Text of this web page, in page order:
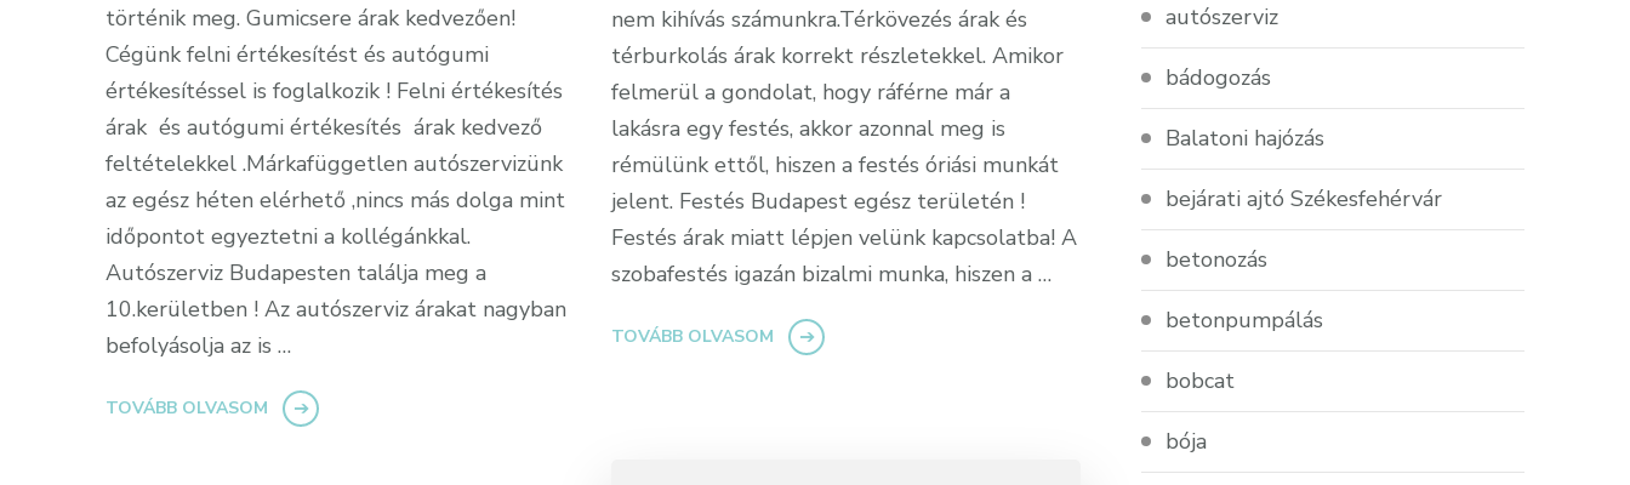
történik meg. Gumicsere árak kedvezően!
Cégünk felni értékesítést és autógumi
értékesítéssel is foglalkozik ! Felni értékesítés
árak és autógumi értékesítés árak kedvező
feltételekkel .Márkafüggetlen autószervizünk
az egész héten elérhető ,nincs más dolga mint
időpontot egyeztetni a kollégánkkal.
Autószerviz Budapesten találja meg a
10.kerületben ! Az autószerviz árakat nagyban
befolyásolja az is …
TOVÁBB OLVASOM
nem kihívás számunkra.Térkövezés árak és
térburkolás árak korrekt részletekkel. Amikor
felmerül a gondolat, hogy ráférne már a
lakásra egy festés, akkor azonnal meg is
rémülünk ettől, hiszen a festés óriási munkát
jelent. Festés Budapest egész területén !
Festés árak miatt lépjen velünk kapcsolatba! A
szobafestés igazán bizalmi munka, hiszen a …
TOVÁBB OLVASOM
autószerviz
bádogozás
Balatoni hajózás
bejárati ajtó Székesfehérvár
betonozás
betonpumpálás
bobcat
bója